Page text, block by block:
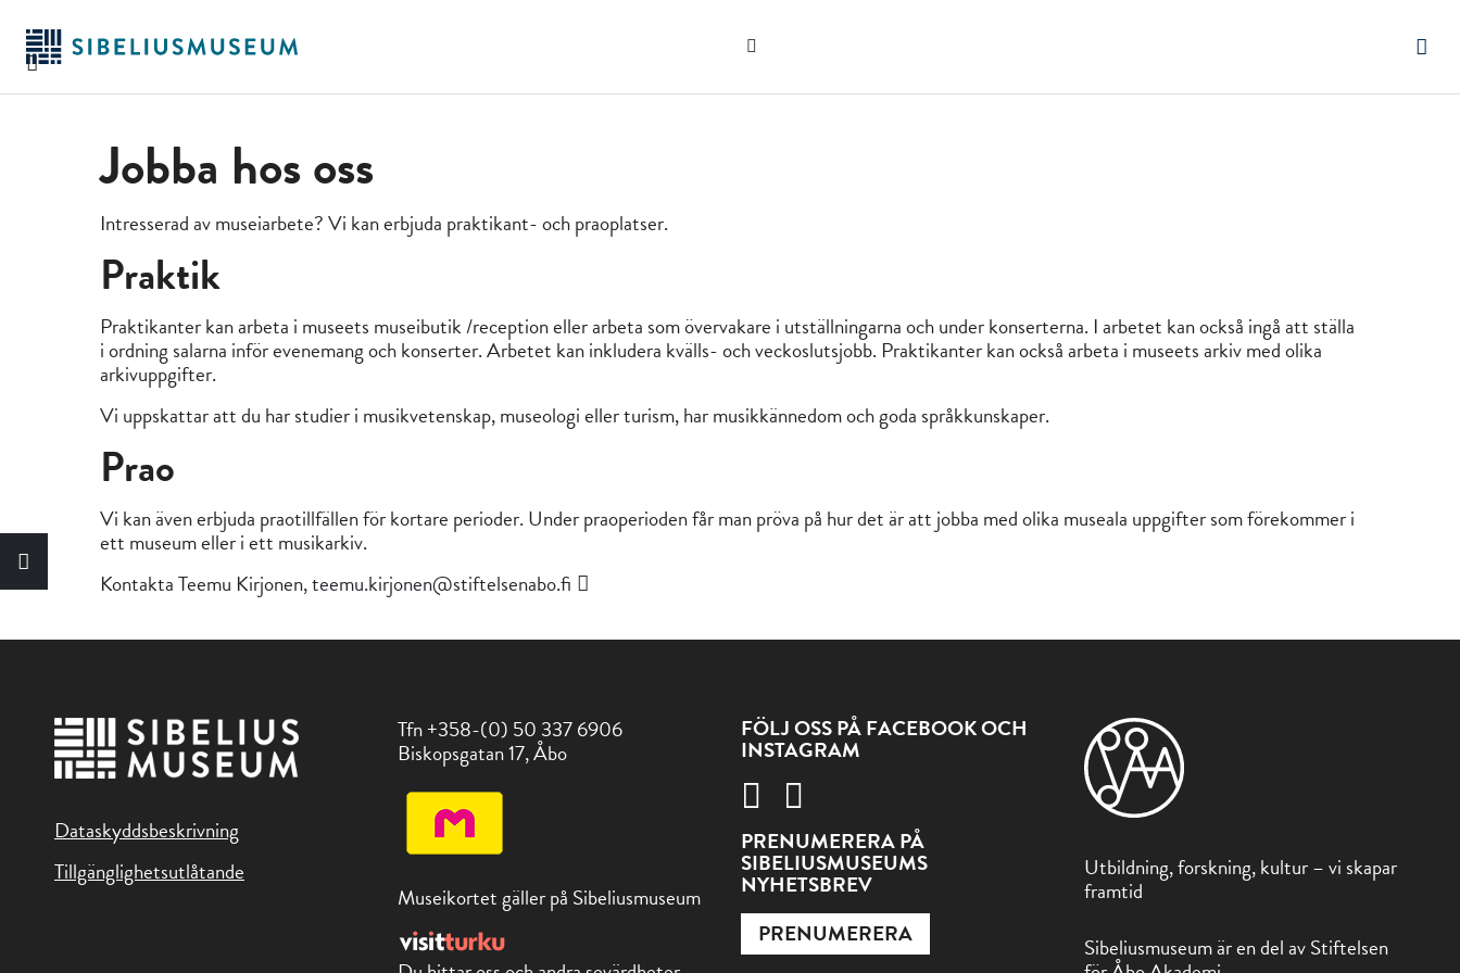
huvudinnehållet
Sök
webbplatsen
Jobba hos oss
Intresserad av museiarbete? Vi kan erbjuda praktikant- och praoplatser.
Praktik
Praktikanter kan arbeta i museets museibutik /reception eller arbeta som övervakare i utställningarna och under konserterna. I arbetet kan också ingå att ställa
i ordning salarna inför evenemang och konserter. Arbetet kan inkludera kvälls- och veckoslutsjobb. Praktikanter kan också arbeta i museets arkiv med olika
arkivuppgifter.
Vi uppskattar att du har studier i musikvetenskap, museologi eller turism, har musikkännedom och goda språkkunskaper.
Prao
Vi kan även erbjuda praotillfällen för kortare perioder. Under praoperioden får man pröva på hur det är att jobba med olika museala uppgifter som förekommer i
ett museum eller i ett musikarkiv.
Kontakta Teemu Kirjonen,teemu.kirjonen@stiftelsenabo.fi
Dataskyddsbeskrivning
Tillgänglighetsutlåtande
Tfn +358-(0) 50 337 6906
Biskopsgatan 17, Åbo
Museikortet gäller på Sibeliusmuseum
FÖLJ OSS PÅ FACEBOOK OCH
INSTAGRAM
PRENUMERERA PÅ
SIBELIUSMUSEUMS
NYHETSBREV
PRENUMERERA
Utbildning, forskning, kultur – vi skapar
framtid
Sibeliusmuseum är en del av Stiftelsen